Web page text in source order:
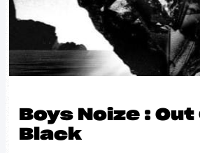
Boys Noize : Out
Black